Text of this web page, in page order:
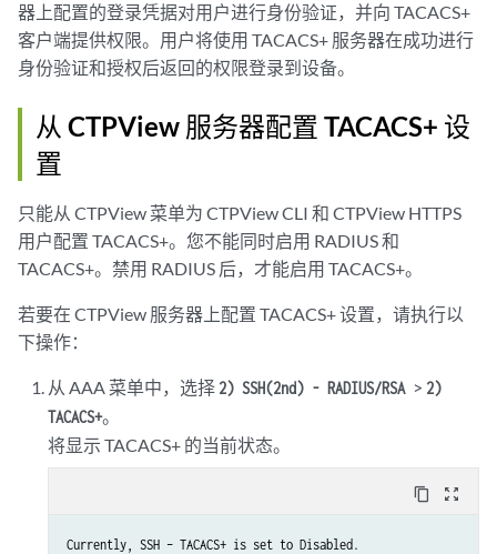
器上配置的登录凭据对用户进行身份验证，并向 TACACS+
客户端提供权限。用户将使用 TACACS+ 服务器在成功进行
身份验证和授权后返回的权限登录到设备。
从 CTPView 服务器配置 TACACS+ 设
置
只能从 CTPView 菜单为 CTPView CLI 和 CTPView HTTPS
用户配置 TACACS+。您不能同时启用 RADIUS 和
TACACS+。禁用 RADIUS 后，才能启用 TACACS+。
若要在 CTPView 服务器上配置 TACACS+ 设置，请执行以
下操作：
从 AAA 菜单中，选择 2) SSH(2nd) - RADIUS/RSA > 2)
TACACS+。
将显示 TACACS+ 的当前状态。
content_copy zoom_out_map
Currently, SSH – TACACS+ is set to Disabled.